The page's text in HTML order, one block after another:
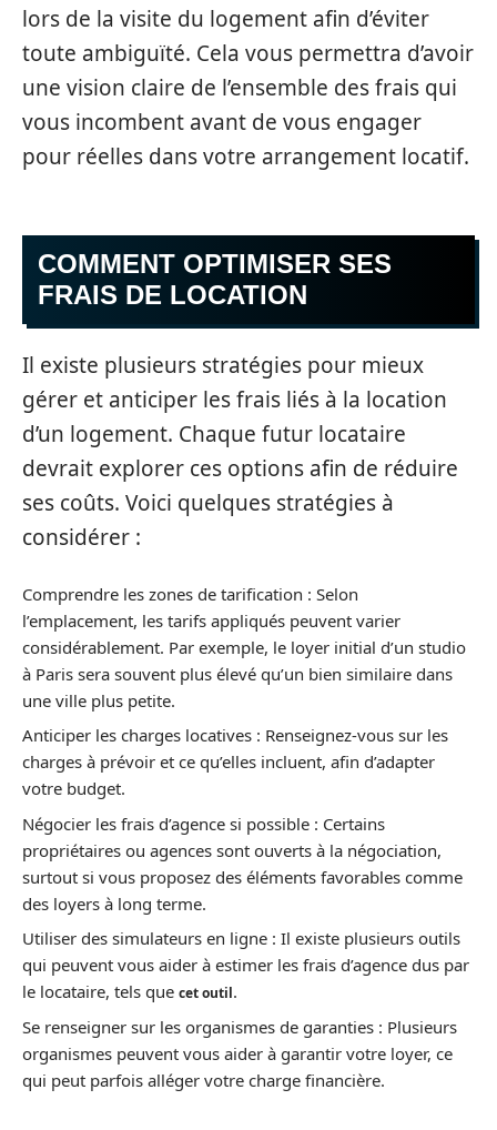
lors de la visite du logement afin d’éviter
toute ambiguïté. Cela vous permettra d’avoir
une vision claire de l’ensemble des frais qui
vous incombent avant de vous engager
pour réelles dans votre arrangement locatif.
COMMENT OPTIMISER SES
FRAIS DE LOCATION
Il existe plusieurs stratégies pour mieux
gérer et anticiper les frais liés à la location
d’un logement. Chaque futur locataire
devrait explorer ces options afin de réduire
ses coûts. Voici quelques stratégies à
considérer :
Comprendre les zones de tarification : Selon
l’emplacement, les tarifs appliqués peuvent varier
considérablement. Par exemple, le loyer initial d’un studio
à Paris sera souvent plus élevé qu’un bien similaire dans
une ville plus petite.
Anticiper les charges locatives : Renseignez-vous sur les
charges à prévoir et ce qu’elles incluent, afin d’adapter
votre budget.
Négocier les frais d’agence si possible : Certains
propriétaires ou agences sont ouverts à la négociation,
surtout si vous proposez des éléments favorables comme
des loyers à long terme.
Utiliser des simulateurs en ligne : Il existe plusieurs outils
qui peuvent vous aider à estimer les frais d’agence dus par
le locataire, tels que cet outil.
Se renseigner sur les organismes de garanties : Plusieurs
organismes peuvent vous aider à garantir votre loyer, ce
qui peut parfois alléger votre charge financière.